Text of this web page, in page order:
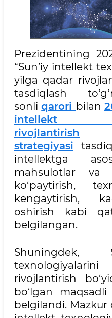
Prezidentining
“Sun’iy intellekt
yilga qadar
tasdiqlash
sonliqarori bilan
intellekt
rivojlantirish
strategiyasi
intellektga
mahsulotlar va
ko‘paytirish,
kengaytirish,
oshirish kabi
belgilangan.
Shuningdek,
rivojlantirish
bo‘lgan
belgilandi. Mazkur